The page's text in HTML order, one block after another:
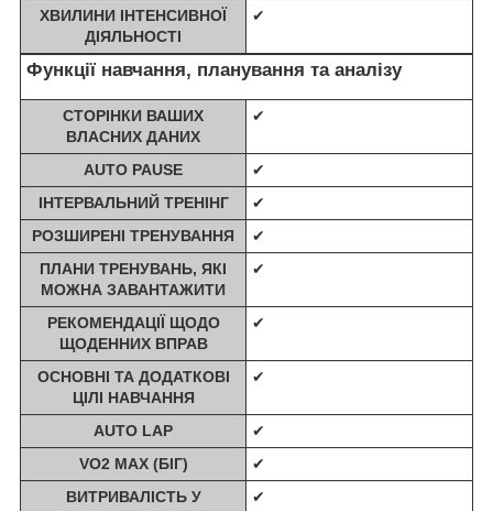
ХВИЛИНИ ІНТЕНСИВНОЇ
ДІЯЛЬНОСТІ
✔
Функції навчання, планування та аналізу
СТОРІНКИ ВАШИХ
ВЛАСНИХ ДАНИХ
✔
AUTO PAUSE
✔
ІНТЕРВАЛЬНИЙ ТРЕНІНГ
✔
РОЗШИРЕНІ ТРЕНУВАННЯ
✔
ПЛАНИ ТРЕНУВАНЬ, ЯКІ
МОЖНА ЗАВАНТАЖИТИ
✔
РЕКОМЕНДАЦІЇ ЩОДО
ЩОДЕННИХ ВПРАВ
✔
ОСНОВНІ ТА ДОДАТКОВІ
ЦІЛІ НАВЧАННЯ
✔
AUTO LAP
✔
VO2 MAX (БІГ)
✔
ВИТРИВАЛІСТЬ У
✔